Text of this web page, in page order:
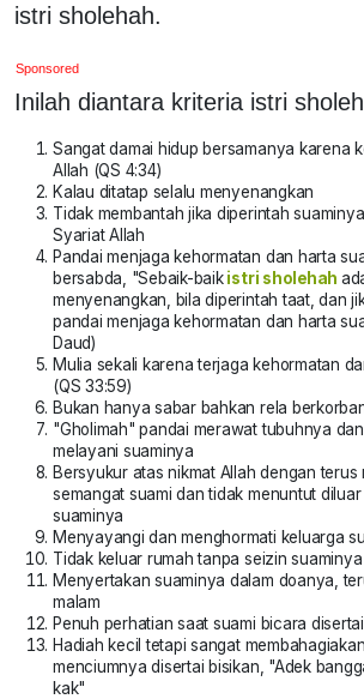
istri sholehah.
Sponsored
Inilah diantara kriteria istri
Sangat damai hidup bersamanya karena
Allah (QS 4:34)
Kalau ditatap selalu menyenangkan
Tidak membantah jika diperintah
Syariat Allah
Pandai menjaga kehormatan dan harta
bersabda, "Sebaik-baikistri sholehah
menyenangkan, bila diperintah taat, dan
pandai menjaga kehormatan dan harta
Daud)
Mulia sekali karena terjaga kehormatan
(QS 33:59)
Bukan hanya sabar bahkan rela
"Gholimah" pandai merawat tubuhnya
melayani suaminya
Bersyukur atas nikmat Allah dengan terus
semangat suami dan tidak menuntut
suaminya
Menyayangi dan menghormati keluarga
Tidak keluar rumah tanpa seizin suaminya
Menyertakan suaminya dalam doanya,
malam
Penuh perhatian saat suami bicara
Hadiah kecil tetapi sangat
menciumnya disertai bisikan, "Adek
kak"